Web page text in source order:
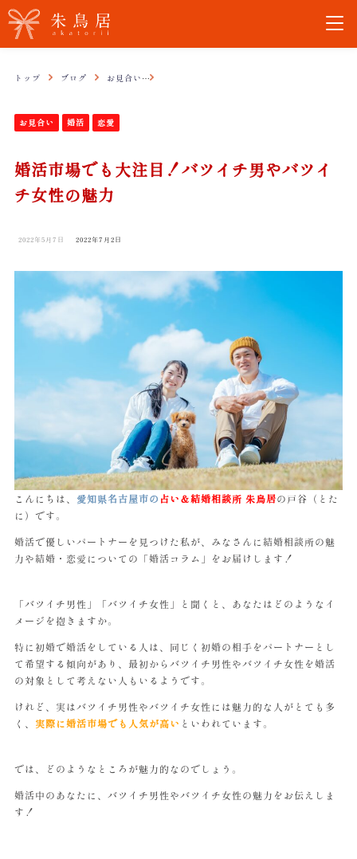
トップ ブログ お見合い
お見合い 婚活 恋愛
婚活市場でも大注目！バツイチ男やバツイ
チ女性の魅力
2022年5月7日 2022年7月2日
こんにちは、 愛知県名古屋市の 占い＆結婚相談所 朱鳥居の戸谷（とた
に）です。
婚活で優しいパートナーを見つけた私が、みなさんに結婚相談所の魅
力や結婚・恋愛についての「婚活コラム」をお届けします！
「バツイチ男性」「バツイチ女性」と聞くと、あなたはどのようなイ
メージを抱きますか。
特に初婚で婚活をしている人は、同じく初婚の相手をパートナーとし
て希望する傾向があり、最初からバツイチ男性やバツイチ女性を婚活
の対象として考えない人もいるようです。
けれど、実はバツイチ男性やバツイチ女性には魅力的な人がとても多
く、 実際に婚活市場でも人気が高い といわれています。
では、どのようなところが魅力的なのでしょう。
婚活中のあなたに、バツイチ男性やバツイチ女性の魅力をお伝えしま
す！